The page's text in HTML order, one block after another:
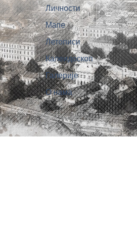
Личности
Мапе
Летописи
Калеидоскоп
Галерије
О нама